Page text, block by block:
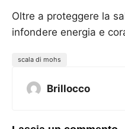
Oltre a proteggere la
infondere energia e
scala di mohs
Brillocco